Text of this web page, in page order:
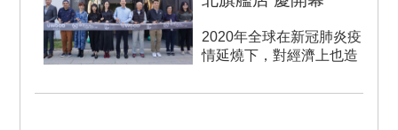
2020年全球在新冠肺炎疫
情延燒下，對經濟上也造
品牌歐德集團，旗下優渥